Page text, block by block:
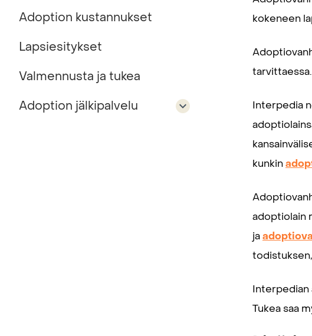
Adoption kustannukset
Lapsiesitykset
Valmennusta ja tukea
Adoption jälkipalvelu
kokeneen
tarvittaessa.
Interpedia
kunkin
adoptiolain
ja
Interpedian
Tukea saa